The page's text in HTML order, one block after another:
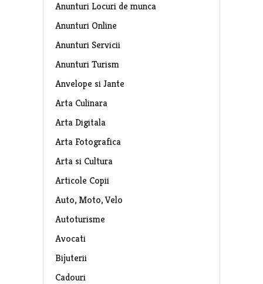
Anunturi Locuri de munca
Anunturi Online
Anunturi Servicii
Anunturi Turism
Anvelope si Jante
Arta Culinara
Arta Digitala
Arta Fotografica
Arta si Cultura
Articole Copii
Auto, Moto, Velo
Autoturisme
Avocati
Bijuterii
Cadouri